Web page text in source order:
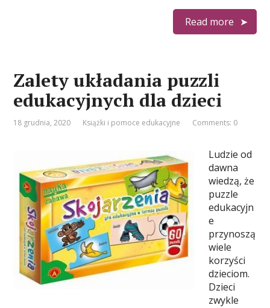
Read more
Zalety układania puzzli
edukacyjnych dla dzieci
18 grudnia, 2020 Książki i pomoce edukacyjne Comments: 0
Ludzie od
dawna
wiedzą, że
puzzle
edukacyjn
e
przynoszą
wiele
korzyści
dzieciom.
Dzieci
zwykle